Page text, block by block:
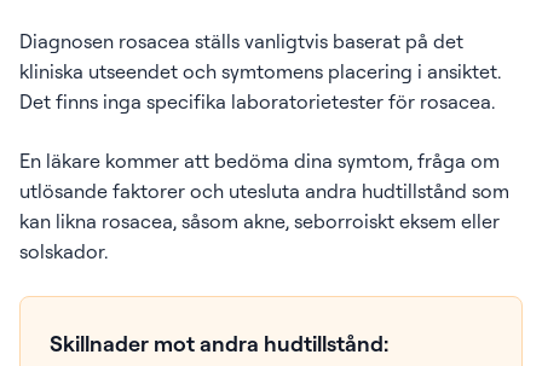
Diagnosen rosacea ställs vanligtvis baserat på det
kliniska utseendet och symtomens placering i ansiktet.
Det finns inga specifika laboratorietester för rosacea.
En läkare kommer att bedöma dina symtom, fråga om
utlösande faktorer och utesluta andra hudtillstånd som
kan likna rosacea, såsom akne, seborroiskt eksem eller
solskador.
Skillnader mot andra hudtillstånd: